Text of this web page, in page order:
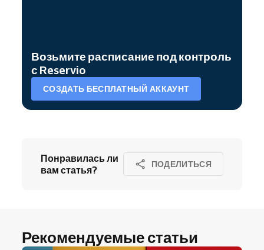
Возьмите расписание под контроль
с Reservio
СОЗДАТЬ БЕСПЛАТНЫЙ АККАУНТ
Понравилась ли
вам статья?
ПОДЕЛИТЬСЯ
Рекомендуемые статьи